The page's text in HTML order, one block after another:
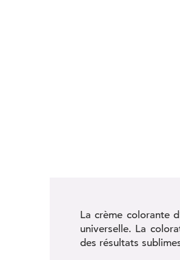
La crème colorante
universelle. La
des résultats